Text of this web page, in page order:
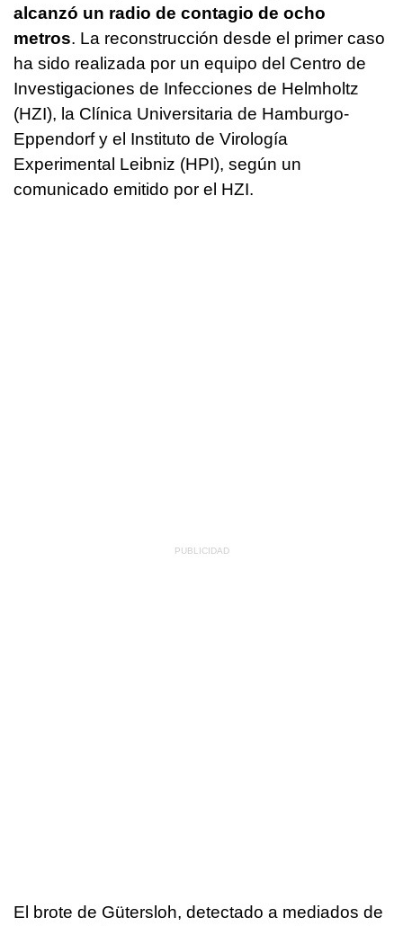
alcanzó un radio de contagio de ocho
metros. La reconstrucción desde el primer caso
ha sido realizada por un equipo del Centro de
Investigaciones de Infecciones de Helmholtz
(HZI), la Clínica Universitaria de Hamburgo-
Eppendorf y el Instituto de Virología
Experimental Leibniz (HPI), según un
comunicado emitido por el HZI.
El brote de Gütersloh, detectado a mediados de